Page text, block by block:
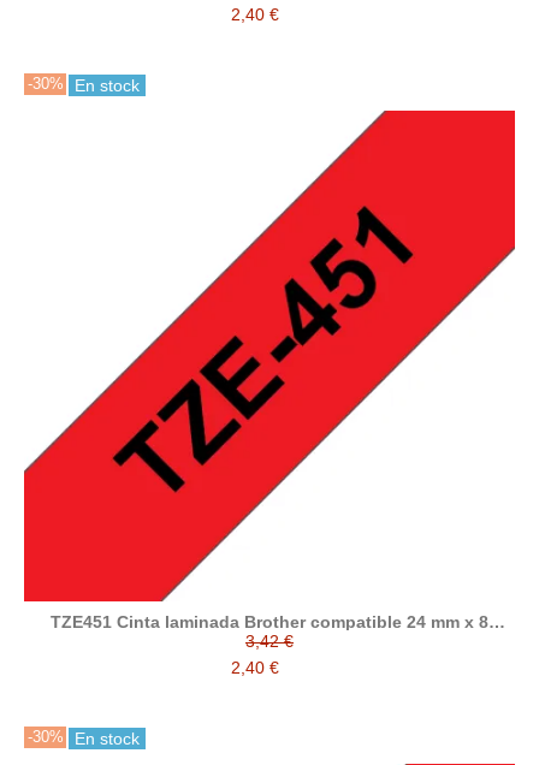
2,40 €
-30% En stock
TZE451 Cinta laminada Brother compatible 24 mm x 8
metros
3,42 €
2,40 €
-30% En stock